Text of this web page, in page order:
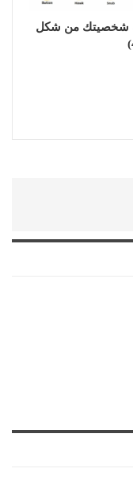
شخصيتك من شكل